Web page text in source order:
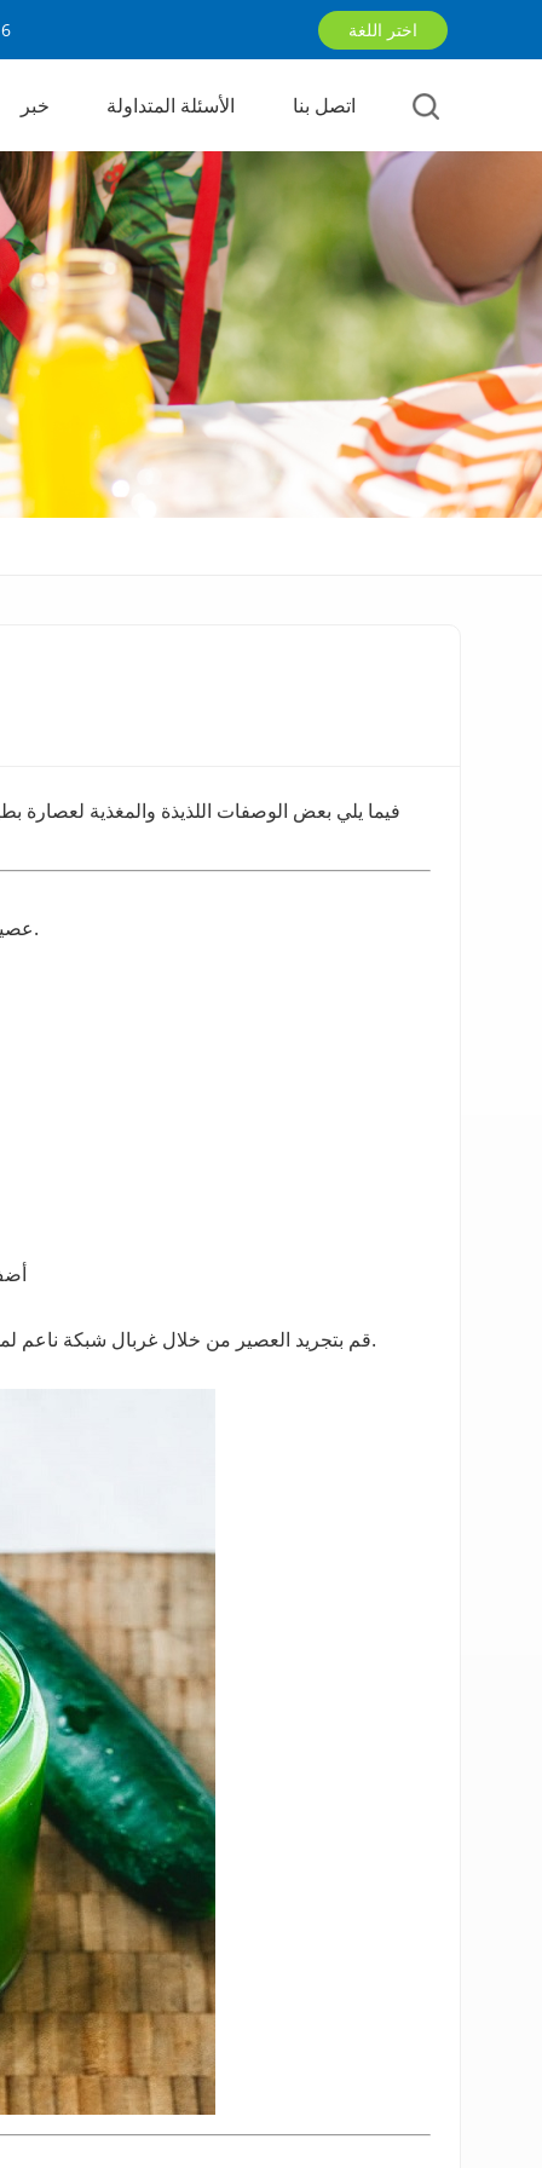
اختر اللغة
русский
خبر الأسئلة المتداولة اتصل بنا
فيما يلي بعض الوصفات اللذيذة والمغذية لعصارة
عصير منعش ومرطب مثالي للحفاظ على مستويات السكر في الدم مستقرة.
قم بتجريد العصير من خلال غربال شبكة ناعم لملمس أكثر سلاسة ، أو اتركه كما هو الحال بالنسبة للألياف المضافة.